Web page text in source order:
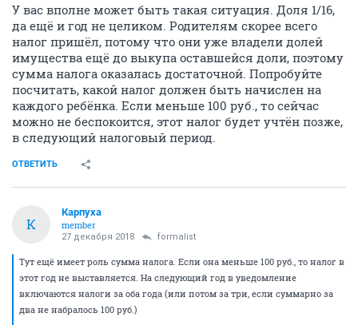
У вас вполне может быть такая ситуация. Доля 1/16,
да ещё и год не целиком. Родителям скорее всего
налог пришёл, потому что они уже владели долей
имущества ещё до выкупа оставшейся доли, поэтому
сумма налога оказалась достаточной. Попробуйте
посчитать, какой налог должен быть начислен на
каждого ребёнка. Если меньше 100 руб., то сейчас
можно не беспокоится, этот налог будет учтён позже,
в следующий налоговый период.
ОТВЕТИТЬ
К
Карпуха
member
27 декабря 2018 formalist
Тут ещё имеет роль сумма налога. Если она меньше 100 руб., то налог в
этот год не выставляется. На следующий год в уведомление
включаются налоги за оба года (или потом за три, если суммарно за
два не набралось 100 руб.)